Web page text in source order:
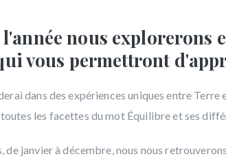
nous explorerons
vous permettront
dans des expériences uniques entre
les facettes du mot Équilibre et ses
de janvier à décembre, nous nous